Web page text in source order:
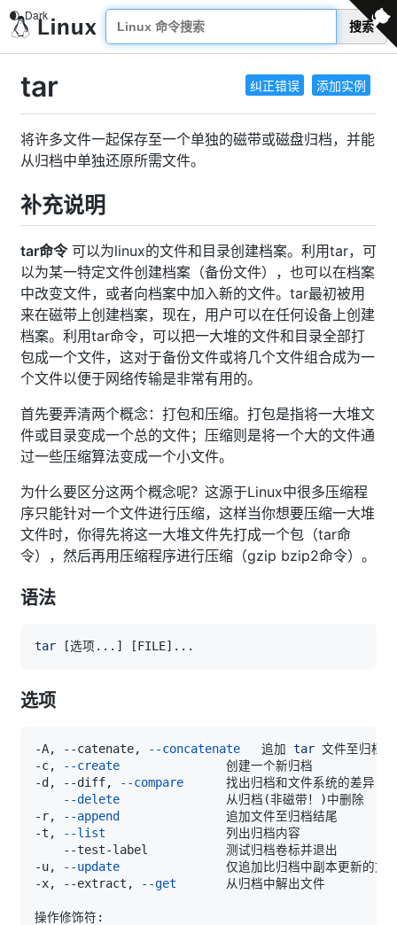
搜索
纠正错误 添加实例
tar
将许多文件一起保存至一个单独的磁带或磁盘归档，并能
从归档中单独还原所需文件。
补充说明
tar命令可以为linux的文件和目录创建档案。利用tar，可
以为某一特定文件创建档案（备份文件），也可以在档案
中改变文件，或者向档案中加入新的文件。tar最初被用
来在磁带上创建档案，现在，用户可以在任何设备上创建
档案。利用tar命令，可以把一大堆的文件和目录全部打
包成一个文件，这对于备份文件或将几个文件组合成为一
个文件以便于网络传输是非常有用的。
首先要弄清两个概念：打包和压缩。打包是指将一大堆文
件或目录变成一个总的文件；压缩则是将一个大的文件通
过一些压缩算法变成一个小文件。
为什么要区分这两个概念呢？这源于Linux中很多压缩程
序只能针对一个文件进行压缩，这样当你想要压缩一大堆
文件时，你得先将这一大堆文件先打成一个包（tar命
令），然后再用压缩程序进行压缩（gzip bzip2命令）。
语法
tar [选项 .. . ] [FILE] ..
选项
-A, --catenate, --concatenate
   追加
tar
-c,
--create
-d, --diff,
--compare
--delete
               从归档
(非磁带！ )
-r,
--append
-t,
--list
-u,
--update
-x, --extract,
--get